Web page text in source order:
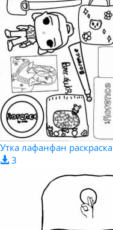
Утка лафанфан раскраска
3